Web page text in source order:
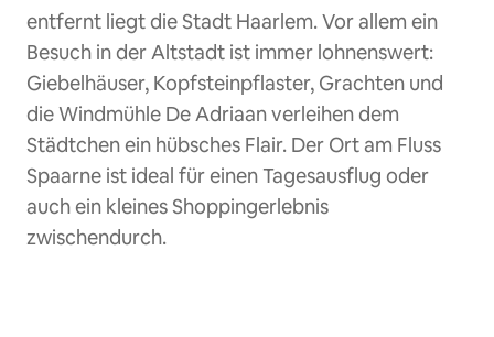
entfernt liegt die Stadt Haarlem. Vor allem ein
Besuch in der Altstadt ist immer lohnenswert:
Giebelhäuser, Kopfsteinpflaster, Grachten und
die Windmühle De Adriaan verleihen dem
Städtchen ein hübsches Flair. Der Ort am Fluss
Spaarne ist ideal für einen Tagesausflug oder
auch ein kleines Shoppingerlebnis
zwischendurch.